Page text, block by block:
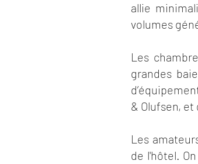
allie
volumes
Les
grandes
& Olufsen,
Les
de l'hôtel.